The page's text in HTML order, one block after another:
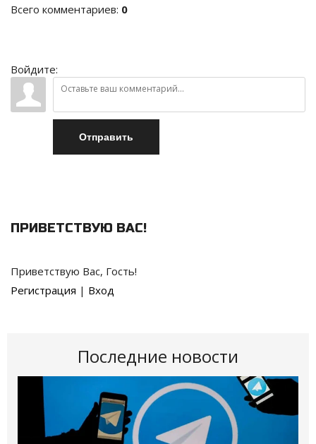
Всего комментариев: 0
Войдите:
Отправить
ПРИВЕТСТВУЮ ВАС!
Приветствую Вас, Гость!
Регистрация | Вход
Последние новости